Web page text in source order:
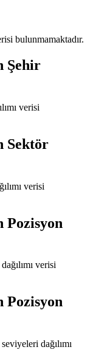
bulunmamaktadır.
Şehir
verisi
Sektör
verisi
Pozisyon
verisi
Pozisyon
dağılımı